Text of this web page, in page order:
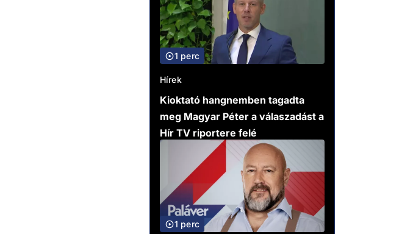
1 perc
Hírek
Kioktató hangnemben tagadta
meg Magyar Péter a válaszadást a
Hír TV riportere felé
1 perc